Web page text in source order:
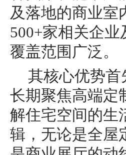
及落地的商业室
500+家相关企
覆盖范围广泛。
其核心优势
长期聚焦高端定
解住宅空间的生
辑，无论是全屋